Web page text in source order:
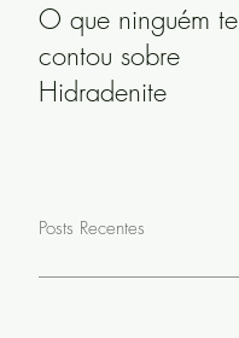
O que ninguém te
contou sobre
Hidradenite
Posts Recentes